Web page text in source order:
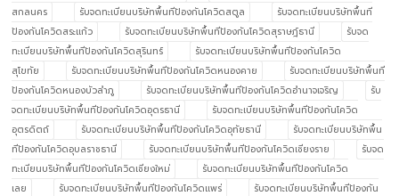
สกลนคร
รับจดทะเบียนบริษัทพื้นทีป้องกันโควิดสตูล
รับจดทะเบียนบริษัทพื้นที
ป้องกันโควิดสระแก้ว
รับจดทะเบียนบริษัทพื้นทีป้องกันโควิดสุราษฎ์ธานี
รับจด
ทะเบียนบริษัทพื้นทีป้องกันโควิดสุรินทร์
รับจดทะเบียนบริษัทพื้นทีป้องกันโควิด
สุโขทัย
รับจดทะเบียนบริษัทพื้นทีป้องกันโควิดหนองคาย
รับจดทะเบียนบริษัทพื้นที
ป้องกันโควิดหนองบัวลำภู
รับจดทะเบียนบริษัทพื้นทีป้องกันโควิดอำนาจเจริญ
รับ
จดทะเบียนบริษัทพื้นทีป้องกันโควิดอุดรธานี
รับจดทะเบียนบริษัทพื้นทีป้องกันโควิด
อุตรดิตถ์
รับจดทะเบียนบริษัทพื้นทีป้องกันโควิดอุทัยธานี
รับจดทะเบียนบริษัทพื้น
ทีป้องกันโควิดอุบลราชธานี
รับจดทะเบียนบริษัทพื้นทีป้องกันโควิดเชียงราย
รับจด
ทะเบียนบริษัทพื้นทีป้องกันโควิดเชียงใหม่
รับจดทะเบียนบริษัทพื้นทีป้องกันโควิด
เลย
รับจดทะเบียนบริษัทพื้นทีป้องกันโควิดแพร่
รับจดทะเบียนบริษัทพื้นทีป้องกัน